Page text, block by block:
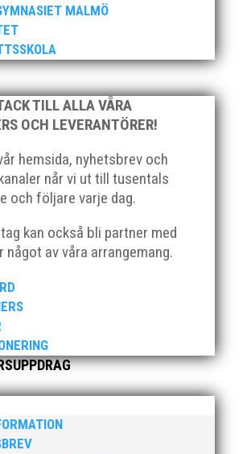
MALMÖ
TILL ALLA VÅRA
OCH LEVERANTÖRER!
hemsida, nyhetsbrev och
når vi ut till tusentals
och följare varje dag.
kan också bli partner med
något av våra arrangemang.
som sprang det mysiga
på självaste nyårsafton. Formen är
två varv runt Pildammsparken (2,7 km
Allmänna Idrottsförening (MAI)
och skapa glädje, gemenskap och
av Sveriges största
Malmö Allmänna Idrottsförening
engagerad, strategisk,
och affärsinriktad...